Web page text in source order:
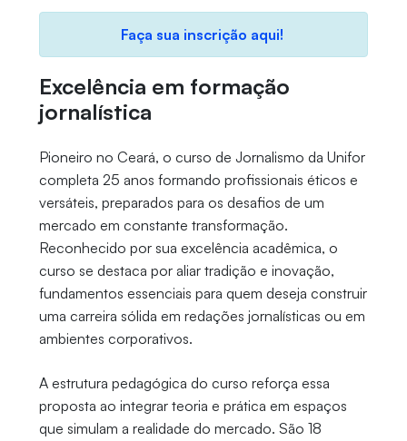
Faça sua inscrição aqui!
Excelência em formação
jornalística
Pioneiro no Ceará, o curso de Jornalismo da Unifor
completa 25 anos formando profissionais éticos e
versáteis, preparados para os desafios de um
mercado em constante transformação.
Reconhecido por sua excelência acadêmica, o
curso se destaca por aliar tradição e inovação,
fundamentos essenciais para quem deseja construir
uma carreira sólida em redações jornalísticas ou em
ambientes corporativos.
A estrutura pedagógica do curso reforça essa
proposta ao integrar teoria e prática em espaços
que simulam a realidade do mercado. São 18